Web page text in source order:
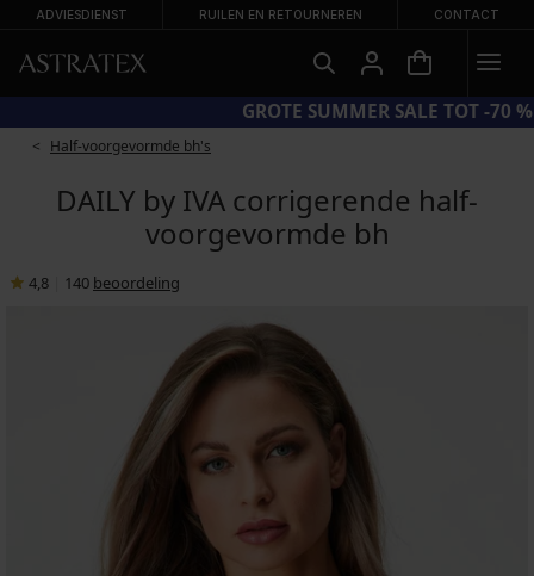
ADVIESDIENST RUILEN EN RETOURNEREN CONTACT
CODE BRA20 = BH'S -20%
Half-voorgevormde bh's
DAILY by IVA corrigerende half-
voorgevormde bh
4,8 140 beoordeling